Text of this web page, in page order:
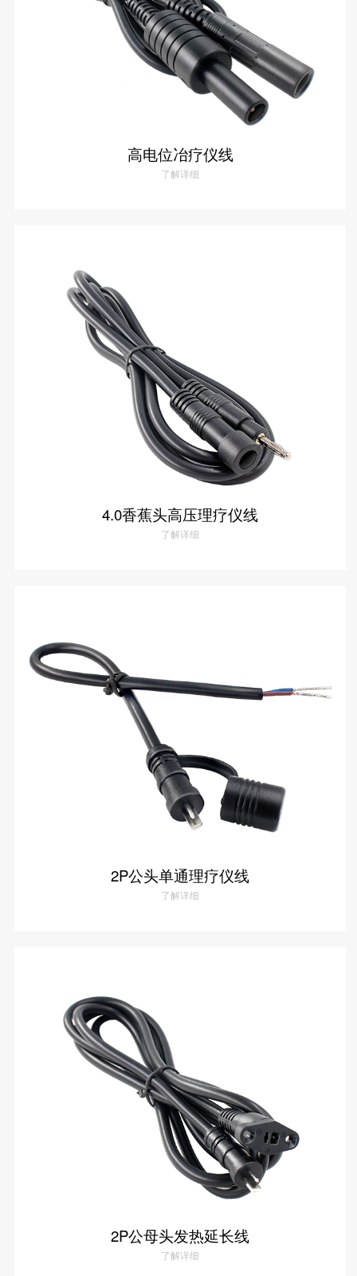
高电位冶疗仪线
了解详细
了解详情
4.0香蕉头高压理疗仪线
了解详细
4.0香蕉头高压理疗仪线
2P公头单通理疗仪线
了解详细
2P公头单通理疗仪线
了解详情
2P公母头发热延长线
了解详细